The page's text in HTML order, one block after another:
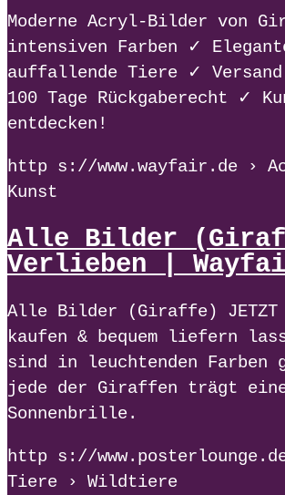
Moderne Acryl-Bilder von
intensiven Farben ✓
auffallende Tiere ✓
100 Tage Rückgaberecht ✓
entdecken!
http s://www.wayfair.de ›
Kunst
Alle Bilder
Verlieben |
Alle Bilder (Giraffe) JETZT
kaufen & bequem liefern
sind in leuchtenden Farben
jede der Giraffen trägt
Sonnenbrille.
http s://
Tiere › Wildtiere